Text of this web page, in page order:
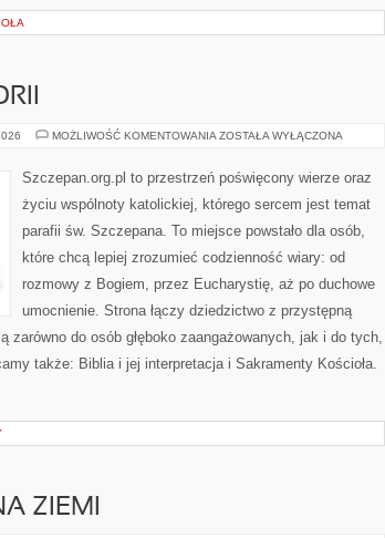
MOŻLIWOŚĆ KOMENTOWANIA KOŚCIÓŁ
ZOSTAŁA WYŁĄCZONA
Szczepan.org.pl to przestrzeń poświęcony wierze oraz
życiu wspólnoty katolickiej, którego sercem jest temat
parafii św. Szczepana. To miejsce powstało dla osób,
które chcą lepiej zrozumieć codzienność wiary: od
rozmowy z Bogiem, przez Eucharystię, aż po duchowe
umocnienie. Strona łączy dziedzictwo z przystępną
zarówno do osób głęboko zaangażowanych, jak i do tych,
także: Biblia i jej interpretacja i Sakramenty Kościoła.
ZIEMI